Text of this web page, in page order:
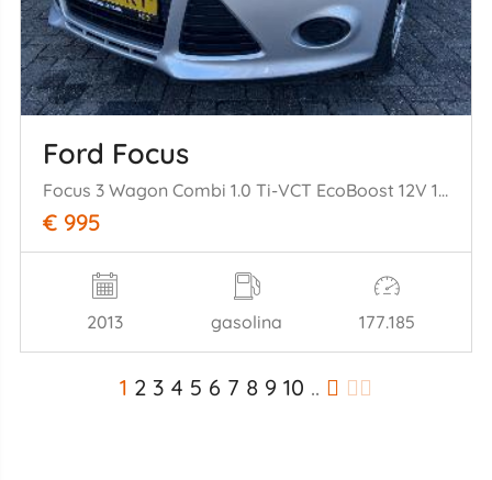
Ford Focus
Focus 3 Wagon Combi 1.0 Ti-VCT EcoBoost 12V 100 (M2DA(Euro 5)) [74kW] = (02-2012/05-2018)
€ 995
2013 gasolina 177.185
1 2 3 4 5 6 7 8 9 10 ..